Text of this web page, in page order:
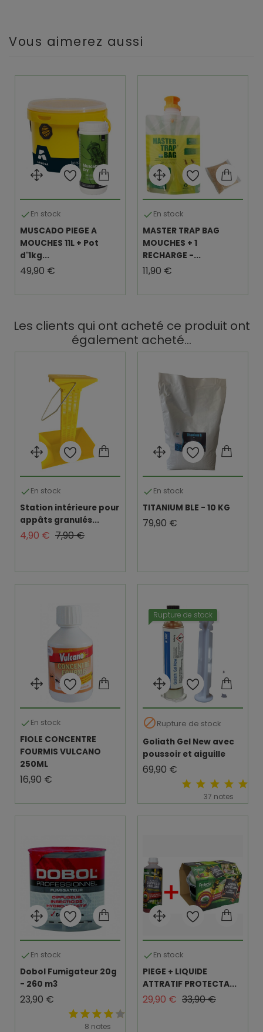
Vous aimerez aussi
En stock
MUSCADO PIEGE A
MOUCHES 11L + Pot
d'1kg...
49,90 €
En stock
MASTER TRAP BAG
MOUCHES + 1
RECHARGE -...
11,90 €
Les clients qui ont acheté ce produit ont
également acheté...
En stock
Station intérieure pour
appâts granulés...
4,90 € Prix de base
7,90 €Prix
En stock
TITANIUM BLE - 10 KG
79,90 €
En stock
FIOLE CONCENTRE
FOURMIS VULCANO
250ML
16,90 €
Rupture de stock
Rupture de stock
Goliath Gel New avec
poussoir et aiguille
69,90 €
37 notes
En stock
Dobol Fumigateur 20g
- 260 m3
23,90 €
8 notes
En stock
PIEGE + LIQUIDE
ATTRATIF PROTECTA...
29,90 € Prix de base
33,90 €Prix